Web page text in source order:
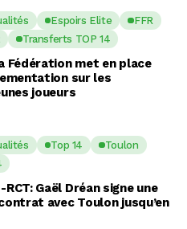
Espoirs Elite
FFR
Transferts TOP 14
Fédération met en place
sur les
joueurs
Top 14
Toulon
Gaël Dréan signe une
avec Toulon jusqu’en